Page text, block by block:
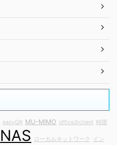
easyQR MU-MIMO office2rclient 時限
NAS ローカルネットワーク
イン